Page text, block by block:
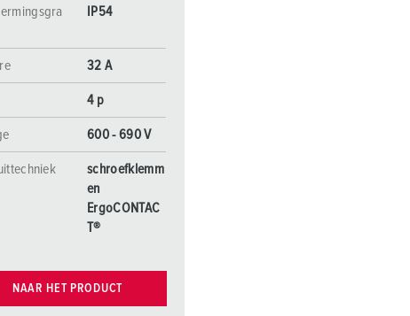
IP54
32 A
4 p
600 - 690 V
schroefklemm
en
ErgoCONTAC
T®
NAAR HET PRODUCT